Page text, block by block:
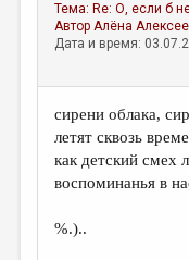
Тема: Re: О, если б
АвторАлёна
Дата и время:
сирени облака,
летят сквозь
как детский смех
воспоминанья в
%.)..